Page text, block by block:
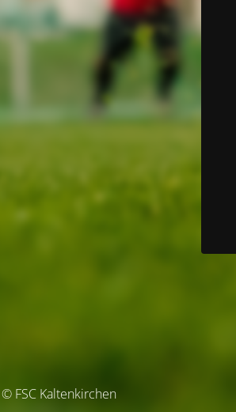
© FSC Kaltenkirchen